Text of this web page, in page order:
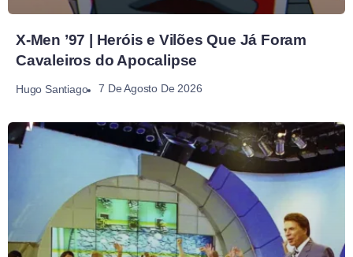
X-Men ’97 | Heróis e Vilões Que Já Foram
Cavaleiros do Apocalipse
Hugo Santiago 7 De Agosto De 2026